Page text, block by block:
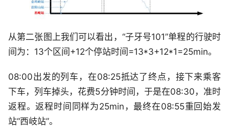
从第二张图上我们可以看出，“子牙号101”单程的行驶时
间为：13个区间+12个停站时间=13*3+12*1=25min。
08:00出发的列车，在08:25抵达了终点，接下来乘客
下车，列车掉头，花费5分钟时间，于是在08:30，准时
返程。返程时间同样为25min，最终在08:55重回始发
站“西岐站”。